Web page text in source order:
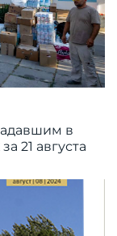
в
21 августа